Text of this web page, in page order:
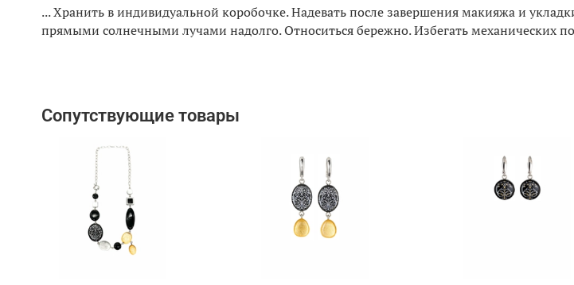
... Хранить в индивидуальной коробочке. Надевать после завершения макияжа и
прямыми солнечными лучами надолго. Относиться бережно. Избегать механических
Сопутствующие товары